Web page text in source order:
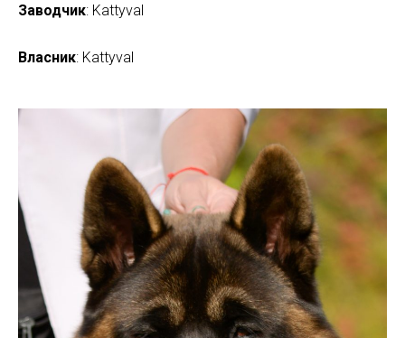
Заводчик: Kattyval
Власник: Kattyval